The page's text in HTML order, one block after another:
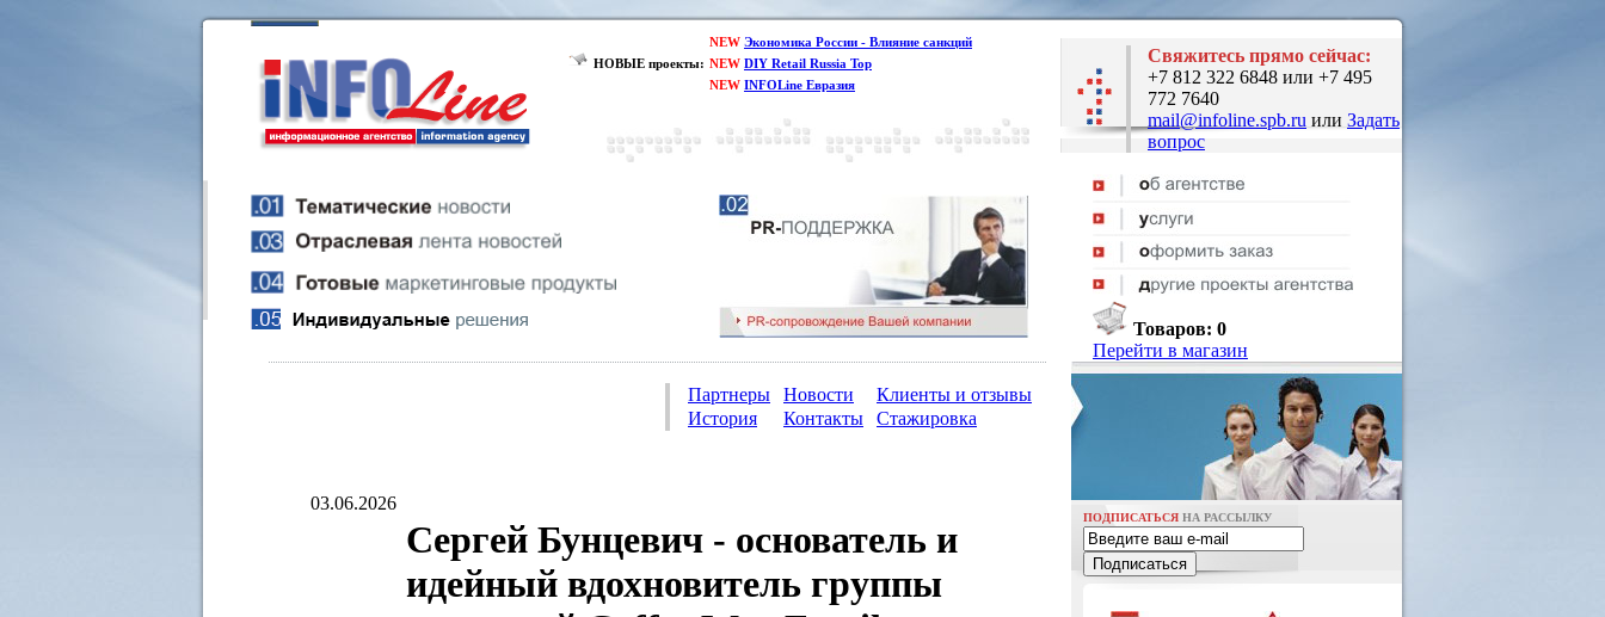
НОВЫЕ проекты:
NEW Экономика России - Влияние санкций
NEW DIY Retail Russia Top
NEW INFOLine Евразия
Свяжитесь прямо сейчас:
+7 812 322 6848 или +7 495
772 7640
mail@infoline.spb.ru или Задать
вопрос
Товаров: 0
Перейти в магазин
Партнеры Новости
Клиенты и отзывы
История
Контакты Стажировка
03.06.2026
Сергей Бунцевич - основатель и
идейный вдохновитель группы
ПОДПИСАТЬСЯ НА РАССЫЛКУ